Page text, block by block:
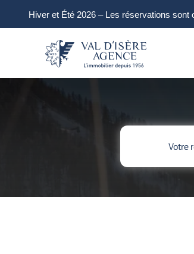
Hiver et Été 2026 – Les réservations sont
Votre